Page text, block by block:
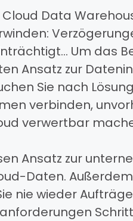
Cloud Data
Um das
Ansatz zur
Sie nach
verbinden,
verwertbar
Ansatz zur
Daten.
nie wieder